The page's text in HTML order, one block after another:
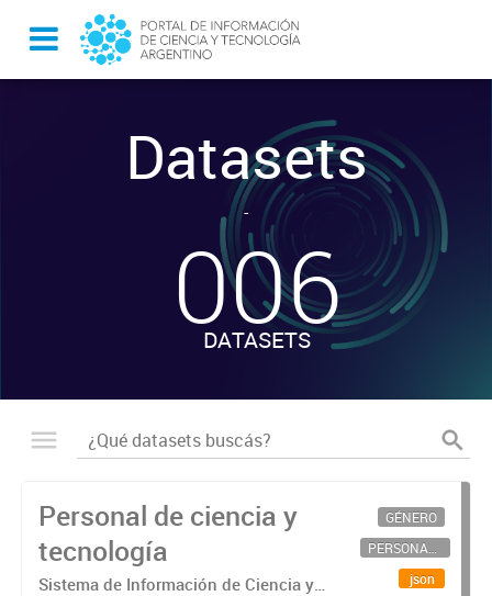
Datasets
-
006
DATASETS
Personal de ciencia y
tecnología
Sistema de Información de Ciencia y
GÉNERO
PERSONAL CIENTÍFICO-TECNOLÓGICO
json